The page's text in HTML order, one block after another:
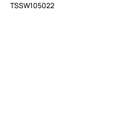
TSSW105022